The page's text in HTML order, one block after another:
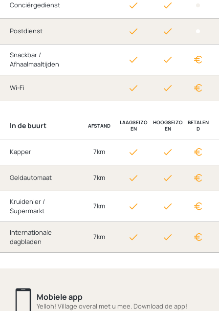
Conciërgedienst
Postdienst
Snackbar /
Afhaalmaaltijden
Wi-Fi
In de buurt AFSTAND
LAAGSEIZO
EN
HOOGSEIZO
EN
BETALEN
D
Kapper 7km
Geldautomaat 7km
Kruidenier /
Supermarkt
7km
Internationale
dagbladen
7km
Mobiele app
Yelloh! Village overal met u mee. Download de app!